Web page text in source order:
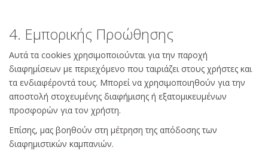
4. Εμπορικής Προώθησης
Αυτά τα cookies χρησιμοποιούνται για την παροχή
διαφημίσεων με περιεχόμενο που ταιριάζει στους χρήστες και
τα ενδιαφέροντά τους. Μπορεί να χρησιμοποιηθούν για την
αποστολή στοχευμένης διαφήμισης ή εξατομικευμένων
προσφορών για τον χρήστη.
Επίσης, μας βοηθούν στη μέτρηση της απόδοσης των
διαφημιστικών καμπανιών.